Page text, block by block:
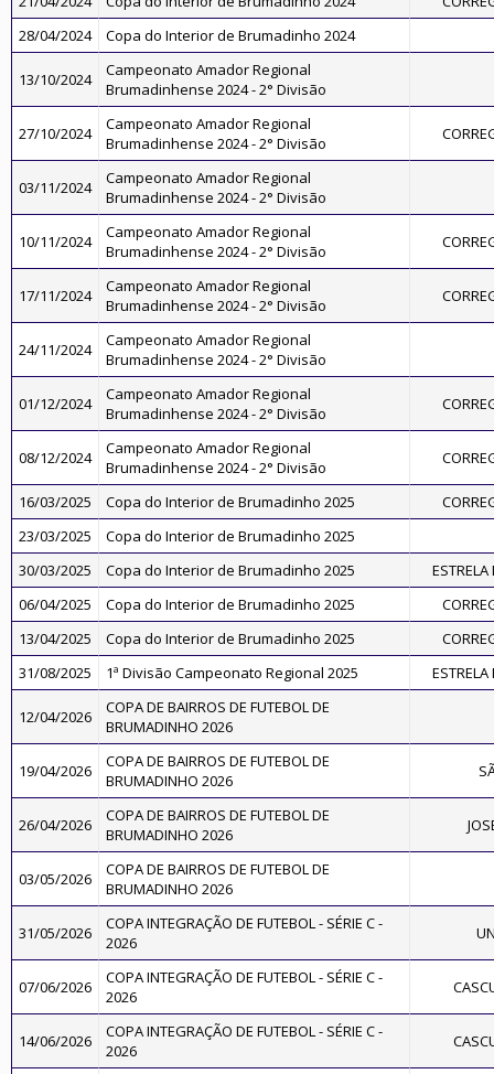
28/04/2024
Copa do Interior de Brumadinho 2024
13/10/2024
Campeonato Amador Regional
Brumadinhense 2024 - 2° Divisão
27/10/2024
Campeonato Amador Regional
Brumadinhense 2024 - 2° Divisão
03/11/2024
Campeonato Amador Regional
Brumadinhense 2024 - 2° Divisão
10/11/2024
Campeonato Amador Regional
Brumadinhense 2024 - 2° Divisão
17/11/2024
Campeonato Amador Regional
Brumadinhense 2024 - 2° Divisão
24/11/2024
Campeonato Amador Regional
Brumadinhense 2024 - 2° Divisão
01/12/2024
Campeonato Amador Regional
Brumadinhense 2024 - 2° Divisão
08/12/2024
Campeonato Amador Regional
Brumadinhense 2024 - 2° Divisão
16/03/2025 Copa do Interior de Brumadinho 2025
23/03/2025
Copa do Interior de Brumadinho 2025
30/03/2025
Copa do Interior de Brumadinho 2025
06/04/2025
Copa do Interior de Brumadinho 2025
13/04/2025
Copa do Interior de Brumadinho 2025
31/08/2025
1ª Divisão Campeonato Regional 2025
12/04/2026
COPA DE BAIRROS DE FUTEBOL DE
BRUMADINHO 2026
19/04/2026
COPA DE BAIRROS DE FUTEBOL DE
BRUMADINHO 2026
26/04/2026
COPA DE BAIRROS DE FUTEBOL DE
BRUMADINHO 2026
03/05/2026
COPA DE BAIRROS DE FUTEBOL DE
BRUMADINHO 2026
31/05/2026
COPA INTEGRAÇÃO DE FUTEBOL - SÉRIE C -
2026
07/06/2026
COPA INTEGRAÇÃO DE FUTEBOL - SÉRIE C -
2026
14/06/2026
COPA INTEGRAÇÃO DE FUTEBOL - SÉRIE C -
2026